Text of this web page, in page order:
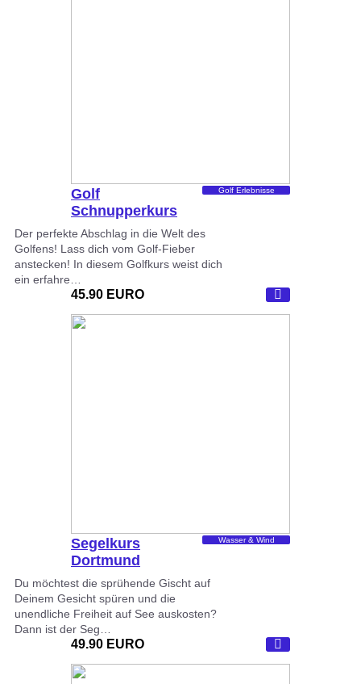
Golf
Schnupperkurs
Golf Erlebnisse
Der perfekte Abschlag in die Welt des
Golfens! Lass dich vom Golf-Fieber
anstecken! In diesem Golfkurs weist dich
ein erfahre…
45.90 EURO
Segelkurs
Dortmund
Wasser & Wind
Du möchtest die sprühende Gischt auf
Deinem Gesicht spüren und die
unendliche Freiheit auf See auskosten?
Dann ist der Seg…
49.90 EURO